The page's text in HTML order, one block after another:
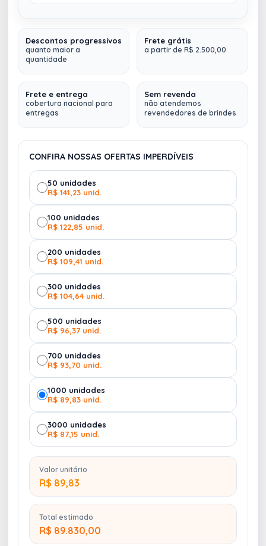
Kit para Evento Personalizado(Personalize do seu
jeito, com a identidade de sua empresa)
Brasil)
Contem 5 itens:
1 Camiseta Personalizada -Gravação em Transfer
Colorido (30504-SPO)
1 Caderneta Personalizada
impressão digital com elástico na lateral (
1 Caneta Personalizada
colorido (00708-x)
1 Credencial Personalizada -
Impressão Digital (CRED-PRI)
1 Sacola Ecobag Personalizada -
Transfer Colorido (13803)
Descontos progressivos
quanto maior a
quantidade
Frete grátis
a partir de R$ 2.500,00
Frete e entrega
cobertura nacional para
entregas
Sem revenda
não atendemos
revendedores de brindes
CONFIRA NOSSAS OFERTAS IMPERDÍVEIS
50 unidades
R$ 141,23 unid.
100 unidades
R$ 122,85 unid.
200 unidades
R$ 109,41 unid.
300 unidades
R$ 104,64 unid.
500 unidades
R$ 96,37 unid.
700 unidades
R$ 93,70 unid.
1000 unidades
R$ 89,83 unid.
3000 unidades
R$ 87,15 unid.
Valor unitário
R$ 89,83
Total estimado
R$ 89.830,00